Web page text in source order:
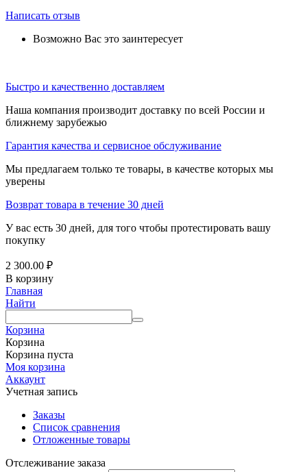
Написать отзыв
Возможно Вас это заинтересует
Быстро и качественно доставляем
Наша компания производит доставку по всей России и
ближнему зарубежью
Гарантия качества и сервисное обслуживание
Мы предлагаем только те товары, в качестве которых мы
уверены
Возврат товара в течение 30 дней
У вас есть 30 дней, для того чтобы протестировать вашу
покупку
2 300.00 ₽
В корзину
Главная
Найти
Корзина
Корзина
Корзина пуста
Моя корзина
Аккаунт
Учетная запись
Заказы
Список сравнения
Отложенные товары
Отслеживание заказа